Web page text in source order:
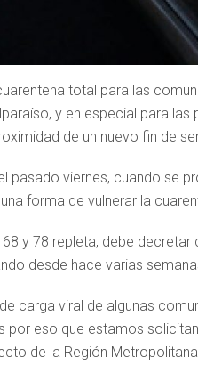
total para las
y en especial para
de un nuevo fin de
pasado viernes, cuando se
forma de vulnerar la
68 y 78 repleta, debe
desde hace varias
carga viral de algunas
por eso que estamos
de la Región